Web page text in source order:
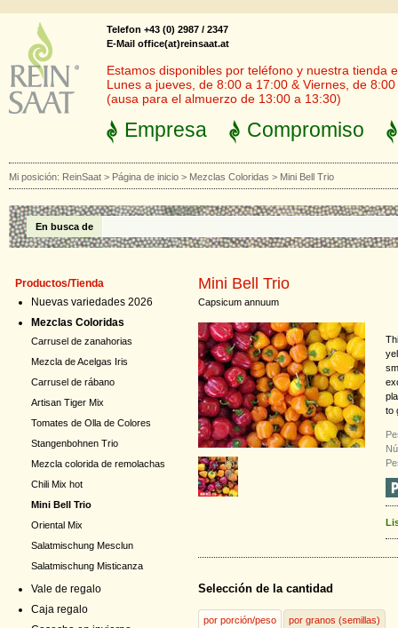
Telefon +43 (0) 2987 / 2347
E-Mail office(at)reinsaat.at
Estamos disponibles por teléfono y nuestra tienda
Lunes a jueves, de 8:00 a 17:00 & Viernes, de
(ausa para el almuerzo de 13:00 a 13:30)
Empresa Compromiso
Mi posición: ReinSaat > Página de inicio > Mezclas Coloridas > Mini Bell Trio
En busca de
Productos/Tienda
Nuevas variedades 2026
Mezclas Coloridas
Carrusel de zanahorias
Mezcla de Acelgas Iris
Carrusel de rábano
Artisan Tiger Mix
Tomates de Olla de Colores
Stangenbohnen Trio
Mezcla colorida de remolachas
Chili Mix hot
Mini Bell Trio
Oriental Mix
Salatmischung Mesclun
Salatmischung Misticanza
Vale de regalo
Caja regalo
Mini Bell Trio
Capsicum annuum
to
Selección de la cantidad
por porción/peso por granos (semillas)